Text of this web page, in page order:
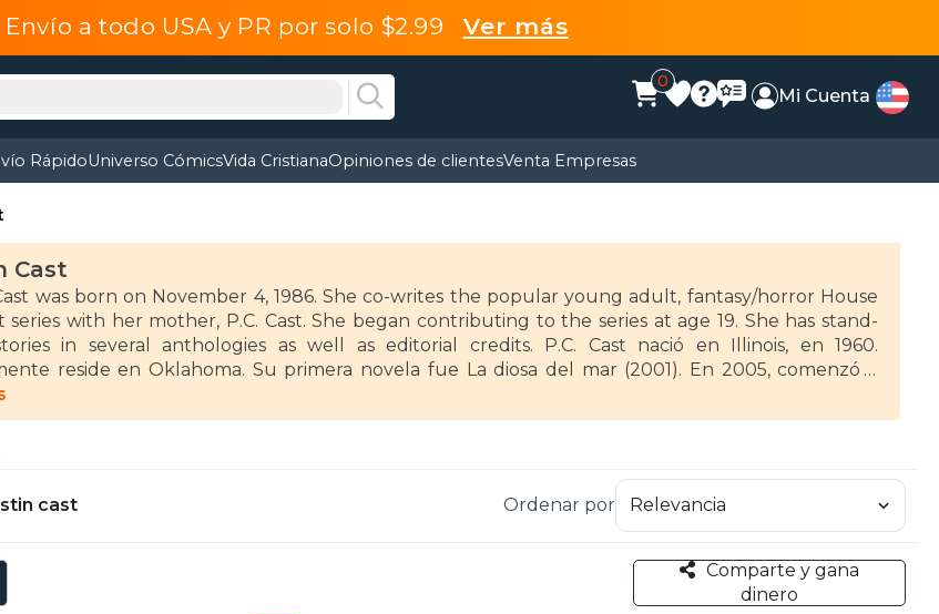
Envío a todo USA y PR por solo $2.99 Ver más
0
Mi Cuenta
RápidoUniverso CómicsVida CristianaOpiniones de clientesVenta Empresas
Cast
was born on November 4, 1986. She co-writes the popular young adult, fantasy/horror House
series with her mother, P.C. Cast. She began contributing to the series at age 19. She has stand-
in several anthologies as well as editorial credits. P.C. Cast nació en Illinois, en 1960.
reside en Oklahoma. Su primera novela fue La diosa del mar (2001). En 2005, comenzó a
su hija, Kristin Cast, la exitosa saga «La casa de la noche», con la que llegó a ser autora best
The New York Times. Kristin Cast es una autora superventas del New York Times. Nació en Japón,
base aérea, y creció en Oklahoma. Tras una batalla contra la adicción, se mudó a Portland, donde
su pasión por contar historias: algo que lleva haciendo desde que tiene memoria y, por suerte,
escribiendo desde 2005.
cast Ordenar por
Comparte y gana
dinero